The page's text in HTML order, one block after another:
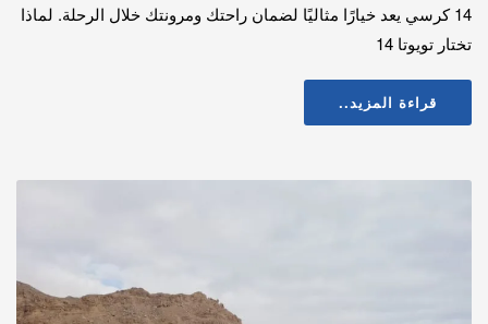
14 كرسي يعد خيارًا مثاليًا لضمان راحتك ومرونتك خلال الرحلة. لماذا
تختار تويوتا 14
قراءة المزيد..